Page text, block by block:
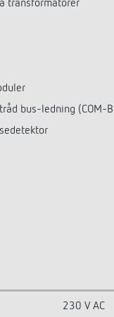
transformatorer
bus-ledning (COM-
230 V AC